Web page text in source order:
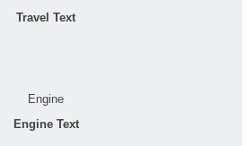
Travel Text
Engine
Engine Text